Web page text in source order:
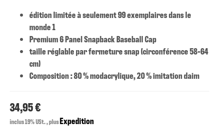
édition limitée à seulement 99 exemplaires dans le
monde 1
Premium 6 Panel Snapback Baseball Cap
taille réglable par fermeture snap (circonférence 58-64
cm)
Composition : 80 % modacrylique, 20 % imitation daim
34,95 €
inclus 19% USt. , plusExpedition